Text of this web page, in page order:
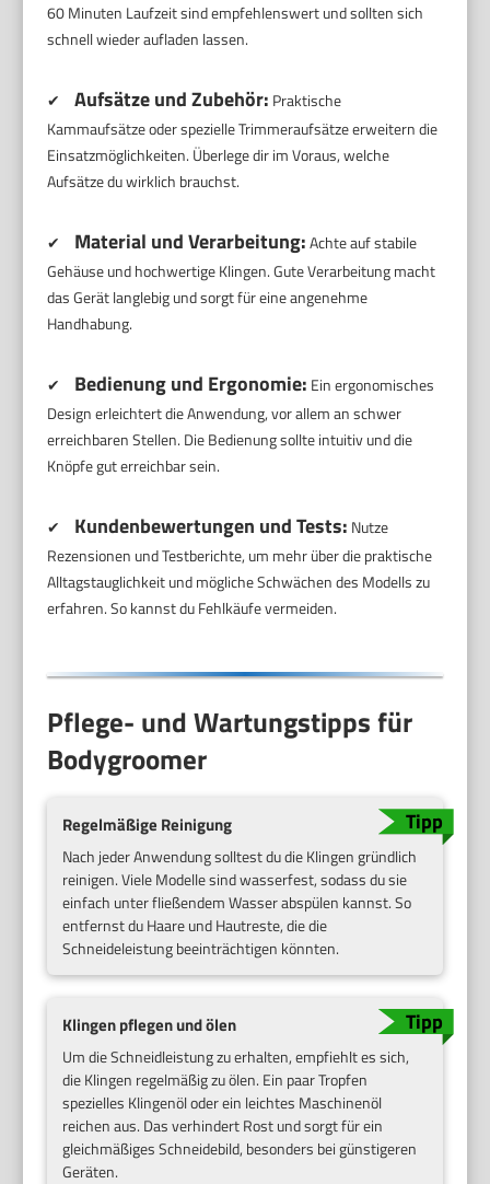
60 Minuten Laufzeit sind empfehlenswert und sollten sich
schnell wieder aufladen lassen.
✔ Aufsätze und Zubehör: Praktische
Kammaufsätze oder spezielle Trimmeraufsätze erweitern die
Einsatzmöglichkeiten. Überlege dir im Voraus, welche
Aufsätze du wirklich brauchst.
✔ Material und Verarbeitung:Achte auf stabile
Gehäuse und hochwertige Klingen. Gute Verarbeitung macht
das Gerät langlebig und sorgt für eine angenehme
Handhabung.
✔ Bedienung und Ergonomie: Ein ergonomisches
Design erleichtert die Anwendung, vor allem an schwer
erreichbaren Stellen. Die Bedienung sollte intuitiv und die
Knöpfe gut erreichbar sein.
✔ Kundenbewertungen und Tests: Nutze
Rezensionen und Testberichte, um mehr über die praktische
Alltagstauglichkeit und mögliche Schwächen des Modells zu
erfahren. So kannst du Fehlkäufe vermeiden.
Pflege- und Wartungstipps für
Bodygroomer
Regelmäßige Reinigung
Nach jeder Anwendung solltest du die Klingen gründlich
reinigen. Viele Modelle sind wasserfest, sodass du sie
einfach unter fließendem Wasser abspülen kannst. So
entfernst du Haare und Hautreste, die die
Schneideleistung beeinträchtigen könnten.
Klingen pflegen und ölen
Um die Schneidleistung zu erhalten, empfiehlt es sich,
die Klingen regelmäßig zu ölen. Ein paar Tropfen
spezielles Klingenöl oder ein leichtes Maschinenöl
reichen aus. Das verhindert Rost und sorgt für ein
gleichmäßiges Schneidebild, besonders bei günstigeren
Geräten.